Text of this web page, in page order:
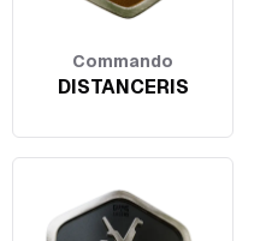
Commando
DISTANCERIS